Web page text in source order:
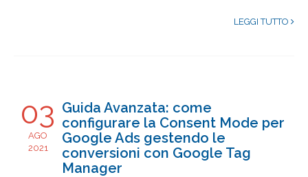
LEGGI TUTTO
03
AGO
2021
Guida Avanzata: come
configurare la Consent Mode per
Google Ads gestendo le
conversioni con Google Tag
Manager